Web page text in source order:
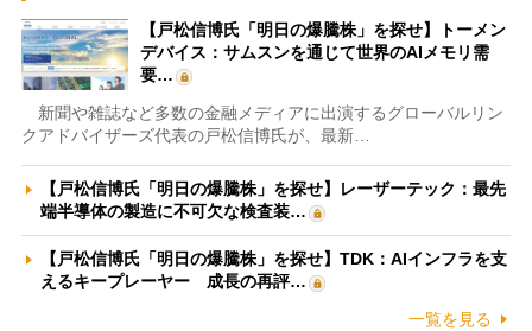
【戸松信博氏「明日の爆騰株」を探せ】トーメン
デバイス：サムスンを通じて世界のAIメモリ需
要…
新聞や雑誌など多数の金融メディアに出演するグローバルリン
クアドバイザーズ代表の戸松信博氏が、最新…
【戸松信博氏「明日の爆騰株」を探せ】レーザーテック：最先
端半導体の製造に不可欠な検査装…
【戸松信博氏「明日の爆騰株」を探せ】TDK：AIインフラを支
えるキープレーヤー 成長の再評…
一覧を見る